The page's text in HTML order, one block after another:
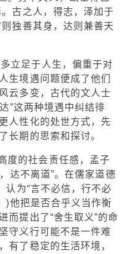
古之人，得志，泽加于
独善其身，达则兼善天
立足于人生，偏重于对
生境遇问题便成了他们
云多变，古代的文人士
”这两种境遇中纠结徘
人性化的处世方式，先
长期的思索和探讨。
度的社会责任感，孟子
达不离道”。在儒家道德
认为“言不必信，行不必
)他把是否合乎义当作衡
而提出了“舍生取义”的命
守义行可能不是一件难
有了稳定的生活环境，